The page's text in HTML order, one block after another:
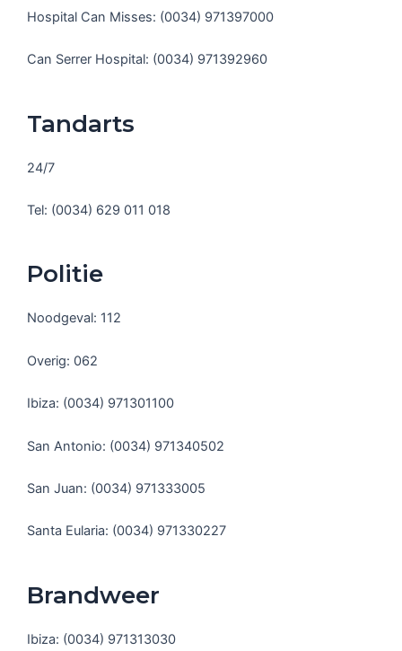
Hospital Can Misses: (0034) 971397000
Can Serrer Hospital: (0034) 971392960
Tandarts
24/7
Tel: (0034) 629 011 018
Politie
Noodgeval: 112
Overig: 062
Ibiza: (0034) 971301100
San Antonio: (0034) 971340502
San Juan: (0034) 971333005
Santa Eularia: (0034) 971330227
Brandweer
Ibiza: (0034) 971313030